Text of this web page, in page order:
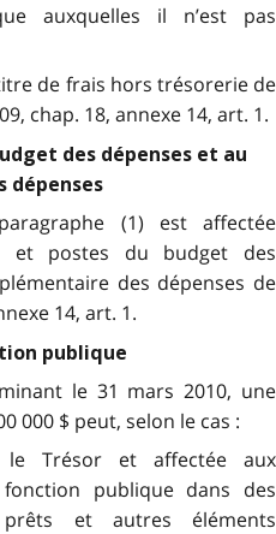
auxquelles il n’est pas
de frais hors trésorerie de
chap. 18, annexe 14, art. 1.
des dépenses et au
dépenses
(1) est affectée
et postes du budget des
des dépenses de
14, art. 1.
publique
le 31 mars 2010, une
000 $ peut, selon le cas :
Trésor et affectée aux
publique dans des
prêts et autres éléments